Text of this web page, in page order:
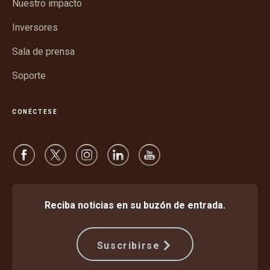
Nuestro impacto
Inversores
Sala de prensa
Soporte
CONÉCTESE
Reciba noticias en su buzón de entrada.
Suscribirse